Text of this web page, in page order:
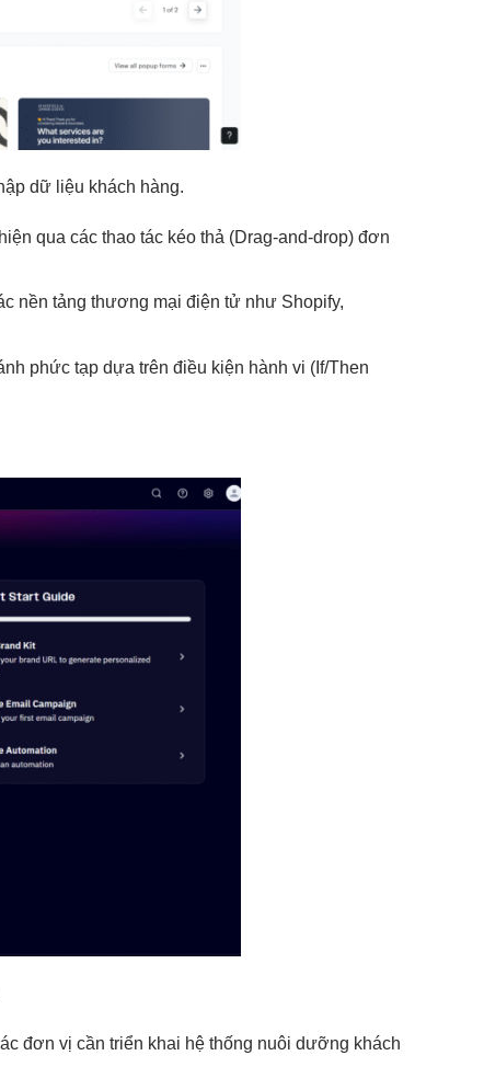
dữ liệu khách hàng.
qua các thao tác kéo thả (Drag-and-drop) đơn
nền tảng thương mại điện tử như Shopify,
phức tạp dựa trên điều kiện hành vi (If/Then
đơn vị cần triển khai hệ thống nuôi dưỡng khách